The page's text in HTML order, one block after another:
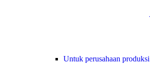
Untuk perusahaan produksi